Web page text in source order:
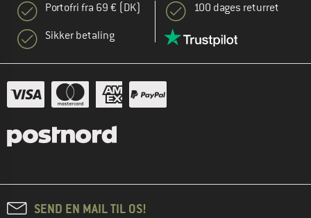
Portofri fra 69 € (DK)
Sikker betaling
100 dages returret
SEND EN MAIL TIL OS!